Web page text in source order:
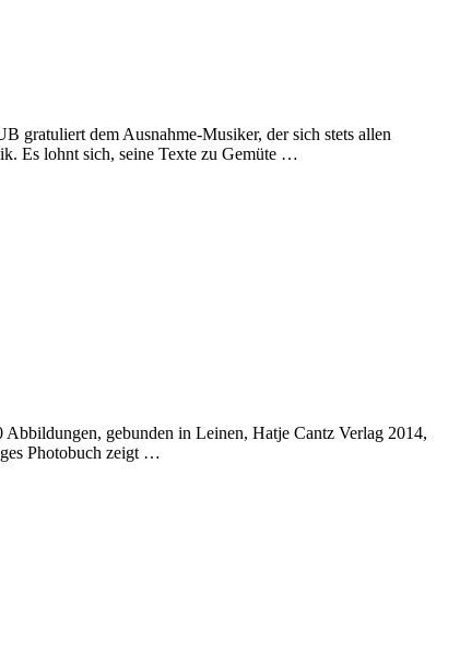
dem Ausnahme-Musiker, der sich stets allen
Es lohnt sich, seine Texte zu Gemüte …
gebunden in Leinen, Hatje Cantz Verlag 2014,
Photobuch zeigt …